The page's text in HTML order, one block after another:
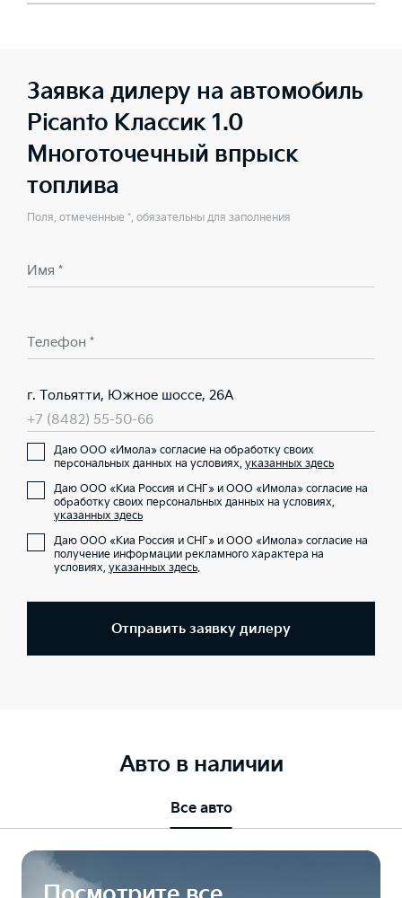
Заявка дилеру на автомобиль
Picanto Классик 1.0
Многоточечный впрыск
топлива
Поля, отмеченные *, обязательны для заполнения
Имя *
Телефон *
г. Тольятти, Южное шоссе, 26А
+7 (8482) 55-50-66
Даю ООО «Имола» согласие на обработку своих
персональных данных на условиях, указанных здесь
Даю ООО «Киа Россия и СНГ» и ООО «Имола» согласие на
обработку своих персональных данных на условиях,
указанных здесь
Даю ООО «Киа Россия и СНГ» и ООО «Имола» согласие на
получение информации рекламного характера на
условиях, указанных здесь.
Отправить заявку дилеру
Авто в наличии
Все авто